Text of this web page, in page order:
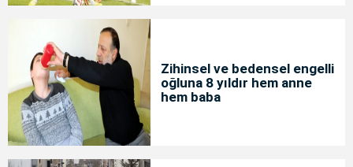
Zihinsel ve bedensel engelli
oğluna 8 yıldır hem anne
hem baba